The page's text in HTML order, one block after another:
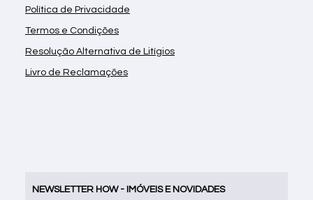
Política de Privacidade
Termos e Condições
Resolução Alternativa de Litígios
Livro de Reclamações
NEWSLETTER HOW - IMÓVEIS E NOVIDADES